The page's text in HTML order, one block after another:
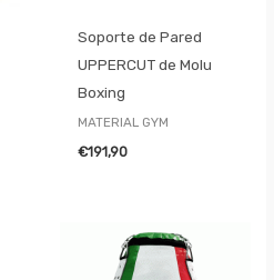
Soporte de Pared
UPPERCUT de Molu
Boxing
MATERIAL GYM
€191,90